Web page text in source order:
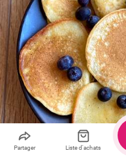
Partager Liste d'achats